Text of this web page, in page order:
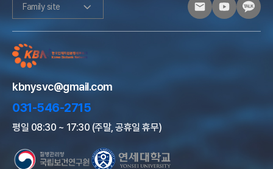
Family site
kbnysvc@gmail.com
031-546-2715
평일 08:30 ~ 17:30 (주말, 공휴일 휴무)